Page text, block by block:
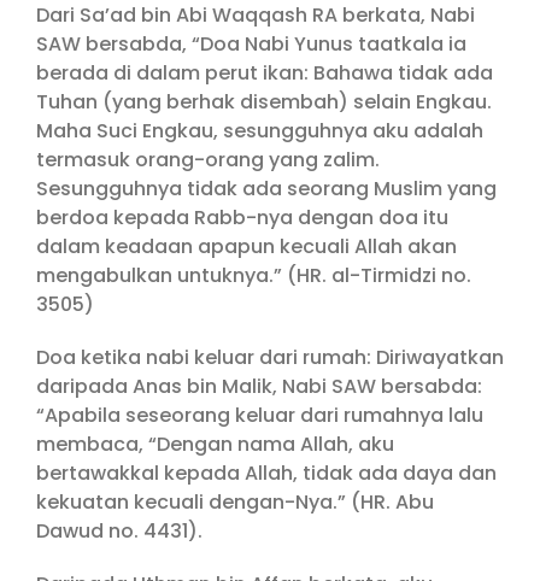
Dari Sa’ad bin Abi Waqqash RA berkata, Nabi
SAW bersabda, “Doa Nabi Yunus taatkala ia
berada di dalam perut ikan: Bahawa tidak ada
Tuhan (yang berhak disembah) selain Engkau.
Maha Suci Engkau, sesungguhnya aku adalah
termasuk orang-orang yang zalim.
Sesungguhnya tidak ada seorang Muslim yang
berdoa kepada Rabb-nya dengan doa itu
dalam keadaan apapun kecuali Allah akan
mengabulkan untuknya.” (HR. al-Tirmidzi no.
3505)
Doa ketika nabi keluar dari rumah: Diriwayatkan
daripada Anas bin Malik, Nabi SAW bersabda:
“Apabila seseorang keluar dari rumahnya lalu
membaca, “Dengan nama Allah, aku
bertawakkal kepada Allah, tidak ada daya dan
kekuatan kecuali dengan-Nya.” (HR. Abu
Dawud no. 4431).